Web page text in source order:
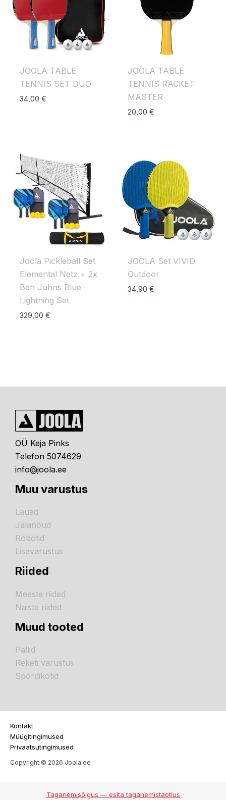
JOOLA TABLE
TENNIS SET DUO
34,00€
JOOLA TABLE
TENNIS RACKET
MASTER
20,00€
Joola Pickleball Set
Elemental Netz + 2x
Ben Johns Blue
Lightning Set
329,00€
JOOLA Set VIVID
Outdoor
34,90€
OÜ Keja Pinks
Telefon 5074629
info@joola.ee
Muu varustus
Lauad
Jalanõud
Robotid
Lisavarustus
Riided
Meeste riided
Naiste riided
Muud tooted
Pallid
Reketi varustus
Spordikotid
Kontakt
Müügitingimused
Privaatsutingimused
Copyright © 2026 Joola.ee
Taganemisõigus — esita taganemistaotlus